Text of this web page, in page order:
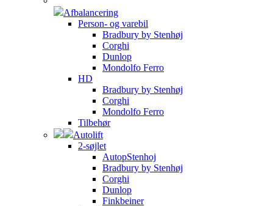
Afbalancering
Person- og varebil
Bradbury by Stenhøj
Corghi
Dunlop
Mondolfo Ferro
HD
Bradbury by Stenhøj
Corghi
Mondolfo Ferro
Tilbehør
Autolift
2-søjlet
AutopStenhoj
Bradbury by Stenhøj
Corghi
Dunlop
Finkbeiner